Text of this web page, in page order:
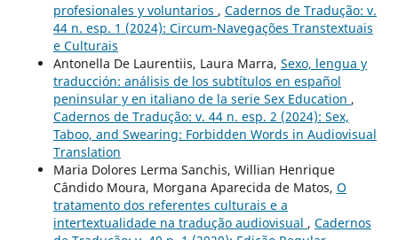
profesionales y voluntarios , Cadernos de Tradução: v.
44 n. esp. 1 (2024): Circum-Navegações Transtextuais
e Culturais
Antonella De Laurentiis, Laura Marra, Sexo, lengua y
traducción: análisis de los subtítulos en español
peninsular y en italiano de la serie Sex Education ,
Cadernos de Tradução: v. 44 n. esp. 2 (2024): Sex,
Taboo, and Swearing: Forbidden Words in Audiovisual
Translation
Maria Dolores Lerma Sanchis, Willian Henrique
Cândido Moura, Morgana Aparecida de Matos, O
tratamento dos referentes culturais e a
intertextualidade na tradução audiovisual , Cadernos